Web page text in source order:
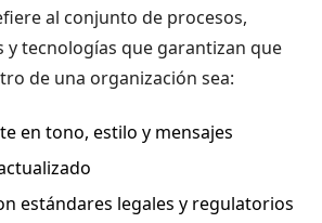
al conjunto de procesos,
y tecnologías que garantizan que
de una organización sea:
en tono, estilo y mensajes
estándares legales y regulatorios